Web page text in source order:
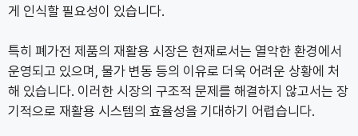
게 인식할 필요성이 있습니다.
특히 폐가전 제품의 재활용 시장은 현재로서는 열악한 환경에서
운영되고 있으며, 물가 변동 등의 이유로 더욱 어려운 상황에 처
해 있습니다. 이러한 시장의 구조적 문제를 해결하지 않고서는 장
기적으로 재활용 시스템의 효율성을 기대하기 어렵습니다.